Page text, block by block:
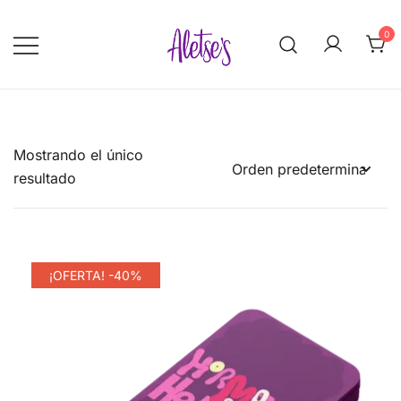
contenido
0
Mostrando el único
resultado
¡OFERTA! -40%